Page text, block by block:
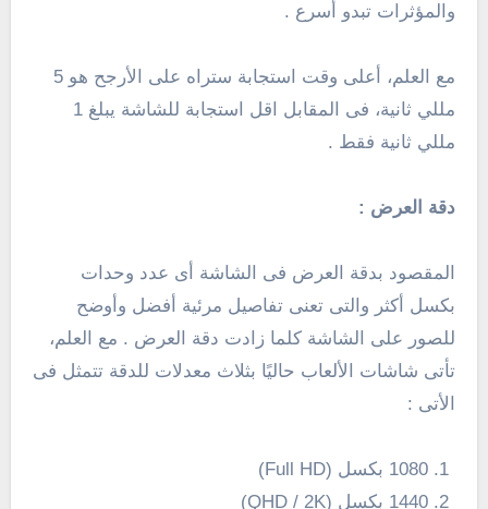
والمؤثرات تبدو أسرع .
مع العلم، أعلى وقت استجابة ستراه على الأرجح هو 5
مللي ثانية، فى المقابل اقل استجابة للشاشة يبلغ 1
مللي ثانية فقط .
دقة العرض :
المقصود بدقة العرض فى الشاشة أى عدد وحدات
بكسل أكثر والتى تعنى تفاصيل مرئية أفضل وأوضح
للصور على الشاشة كلما زادت دقة العرض . مع العلم،
تأتى شاشات الألعاب حاليًا بثلاث معدلات للدقة تتمثل فى
الأتى :
1080 بكسل (Full HD)
1440 بكسل (QHD / 2K)